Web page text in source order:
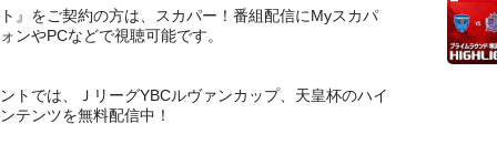
』をご契約の方は、スカパー！番組配信にMyスカパ
ンやPCなどで視聴可能です。
トでは、ＪリーグYBCルヴァンカップ、天皇杯のハイ
テンツを無料配信中！